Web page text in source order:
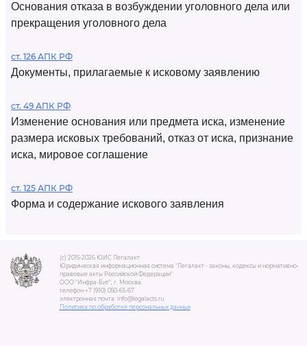
Основания отказа в возбуждении уголовного дела или
прекращения уголовного дела
ст. 126 АПК РФ
Документы, прилагаемые к исковому заявлению
ст. 49 АПК РФ
Изменение основания или предмета иска, изменение
размера исковых требований, отказ от иска, признание
иска, мировое соглашение
ст. 125 АПК РФ
Форма и содержание искового заявления
(c) 2015-2026 ЮИС Легалакт
Юридическая информационная система "Легалакт - законы, кодексы и нормативно-
правовые акты Российской Федерации"
ООО "Инфра-Бит", г. Москва.
телефон +7 (910) 050-65-67
электронная почта: info@legalacts.ru
Политика по обработке персональных данных